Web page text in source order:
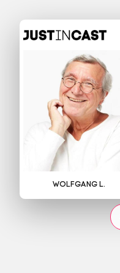
Wolfgang L.